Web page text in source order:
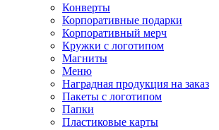
Конверты
Корпоративные подарки
Корпоративный мерч
Кружки с логотипом
Магниты
Меню
Наградная продукция на заказ
Пакеты с логотипом
Папки
Пластиковые карты